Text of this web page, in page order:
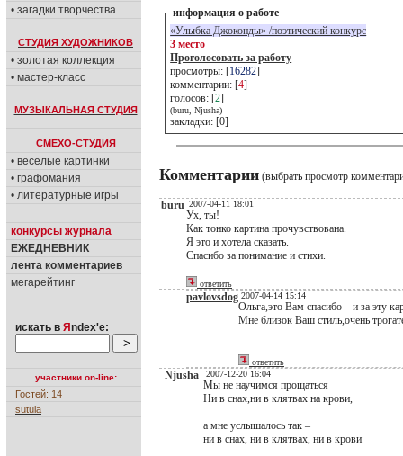
• загадки творчества
СТУДИЯ ХУДОЖНИКОВ
• золотая коллекция
• мастер-класс
МУЗЫКАЛЬНАЯ СТУДИЯ
СМЕХО-СТУДИЯ
• веселые картинки
• графомания
• литературные игры
конкурсы журнала
ЕЖЕДНЕВНИК
лента комментариев
мегарейтинг
искать в Я ndex'е:
участники on-line:
Гостей: 14
sutula
информация о работе
«Улыбка Джоконды» /поэтический конкурс
3 место
Проголосовать за работу
просмотры: [16282]
комментарии: [4]
голосов: [2]
(buru, Njusha)
закладки: [0]
Комментарии (выбрать просмотр
buru 2007-04-11 18:01
Ух, ты!
Как тонко картина прочувствована.
Я это и хотела сказать.
Спасибо за понимание и стихи.
ответить
pavlovsdog 2007-04-14 15:14
Ольга,это Вам спасибо – и за эту
Мне близок Ваш стиль,очень
ответить
Njusha 2007-12-20 16:04
Мы не научимся прощаться
Ни в снах,ни в клятвах на крови,
а мне услышалось так –
ни в снах, ни в клятвах, ни в крови